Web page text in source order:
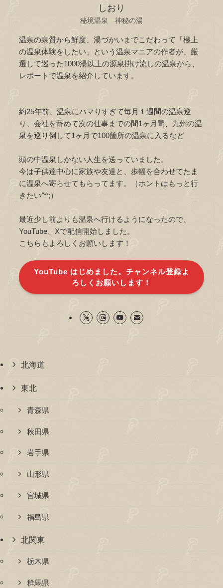
しおり
秘境温泉 神秘の湯
温泉の泉質から鮮度、湯づかいまでこだわって「極上
の温泉体験をしたい」という温泉マニアの作者が、厳
選して巡った1000湯以上の源泉掛け流しの温泉から、
レポートで温泉を紹介しています。
約25年前、温泉にハマりすぎて毎月１週間の温泉巡
り、会社を辞めて次の仕事までの間1ヶ月間、九州の温
泉を巡り倒して1ヶ月で100箇所の温泉に入るなど
頭の中温泉しかない人生を送っていました。
今は子供達中心に家族や友達と、歩幅を合わせてたま
に温泉へ寄らせてもらってます。（ホントはもっと行
きたい^^;）
最近少し前よりも温泉へ行けるようになったので、
YouTube、Xで配信開始しました。
こちらもよろしくお願いします！
YouTube はじめました。チャンネル登録よ
ろしくお願いします！
北海道
東北
青森県
秋田県
岩手県
山形県
宮城県
福島県
北関東
栃木県
群馬県